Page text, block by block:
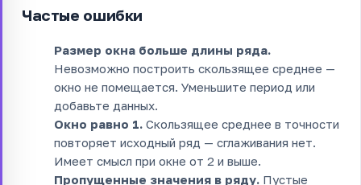
Частые ошибки
Размер окна больше длины ряда.
Невозможно построить скользящее среднее —
окно не помещается. Уменьшите период или
добавьте данных.
Окно равно 1. Скользящее среднее в точности
повторяет исходный ряд — сглаживания нет.
Имеет смысл при окне от 2 и выше.
Пропущенные значения в ряду. Пустые